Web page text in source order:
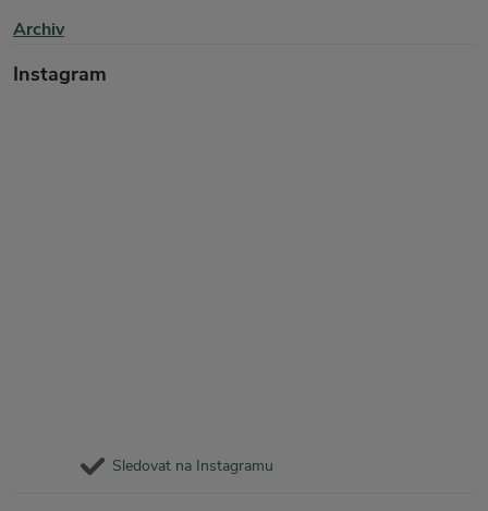
Archiv
Instagram
Sledovat na Instagramu